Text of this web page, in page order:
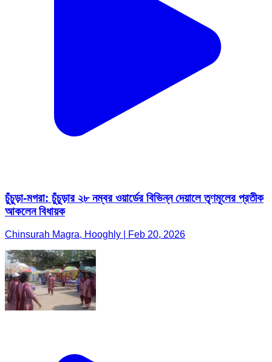
চুঁচুড়া-মগরা: চুঁচুড়ার ২৮ নম্বর ওয়ার্ডের বিভিন্ন দেয়ালে তৃণমূলের প্রতীক
আকলেন বিধায়ক
Chinsurah Magra, Hooghly | Feb 20, 2026